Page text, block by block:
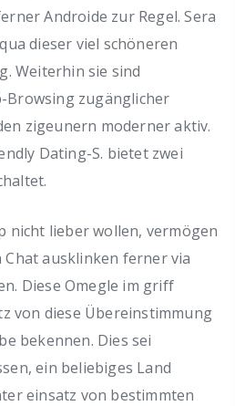
Androide zur Regel. Sera
dieser viel schöneren
Weiterhin sie sind
Browsing zugänglicher
zigeunern moderner aktiv.
Dating-S. bietet zwei
nicht lieber wollen, vermögen
ausklinken ferner via
Diese Omegle im griff
von diese Übereinstimmung
bekennen. Dies sei
ein beliebiges Land
einsatz von bestimmten